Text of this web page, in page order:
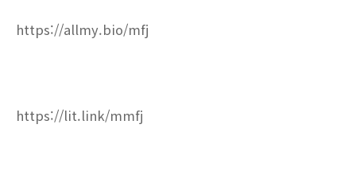
https://allmy.bio/mfj
https://lit.link/mmfj